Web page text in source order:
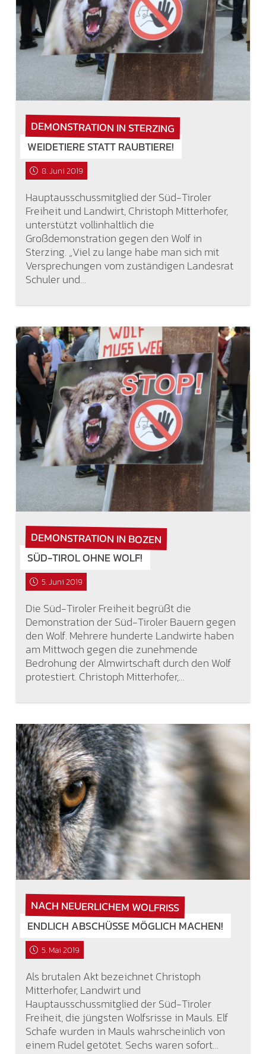
DEMONSTRATION IN STERZING
WEIDETIERE STATT RAUBTIERE!
8. Juni 2019
Hauptausschussmitglied der Süd-Tiroler
Freiheit und Landwirt, Christoph Mitterhofer,
unterstützt vollinhaltlich die
Großdemonstration gegen den Wolf in
Sterzing. „Viel zu lange habe man sich mit
Versprechungen vom zuständigen Landesrat
Schuler und…
DEMONSTRATION IN BOZEN
SÜD-TIROL OHNE WOLF!
5. Juni 2019
Die Süd-Tiroler Freiheit begrüßt die
Demonstration der Süd-Tiroler Bauern gegen
den Wolf. Mehrere hunderte Landwirte haben
am Mittwoch gegen die zunehmende
Bedrohung der Almwirtschaft durch den Wolf
protestiert. Christoph Mitterhofer,…
NACH NEUERLICHEM WOLFRISS
ENDLICH ABSCHÜSSE MÖGLICH MACHEN!
5. Mai 2019
Als brutalen Akt bezeichnet Christoph
Mitterhofer, Landwirt und
Hauptausschussmitglied der Süd-Tiroler
Freiheit, die jüngsten Wolfsrisse in Mauls. Elf
Schafe wurden in Mauls wahrscheinlich von
einem Rudel getötet. Sechs waren sofort…